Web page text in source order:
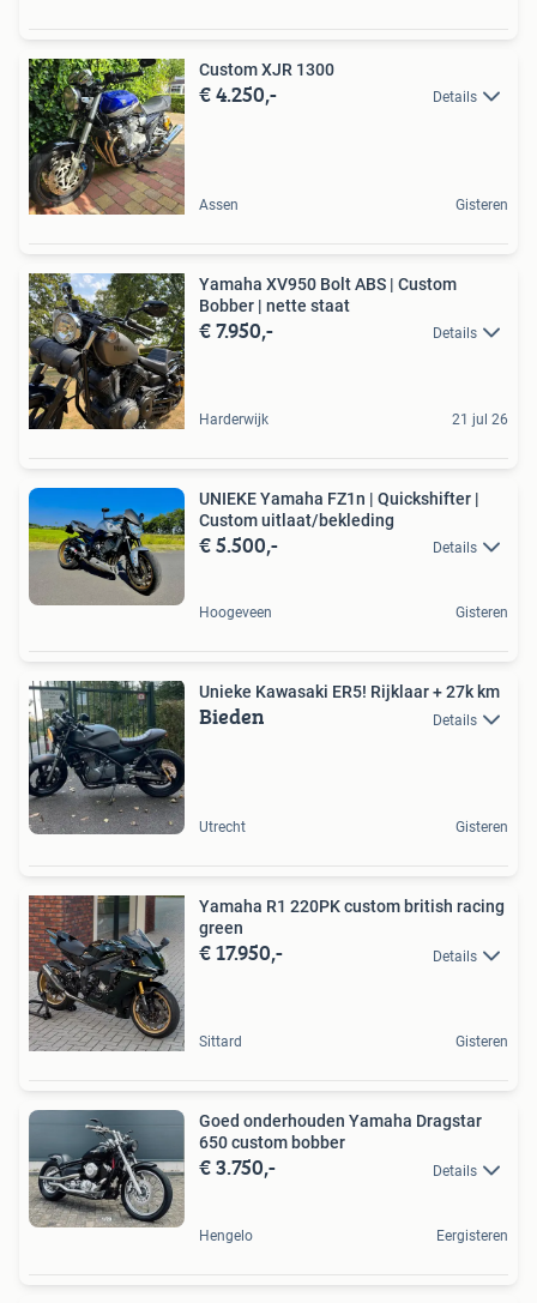
Custom XJR 1300
€ 4.250,- Details
Assen Gisteren
Yamaha XV950 Bolt ABS | Custom
Bobber | nette staat
€ 7.950,- Details
Harderwijk 21 jul 26
UNIEKE Yamaha FZ1n | Quickshifter |
Custom uitlaat/bekleding
€ 5.500,- Details
Hoogeveen Gisteren
Unieke Kawasaki ER5! Rijklaar + 27k km
Bieden Details
Utrecht Gisteren
Yamaha R1 220PK custom british racing
green
€ 17.950,- Details
Sittard Gisteren
Goed onderhouden Yamaha Dragstar
650 custom bobber
€ 3.750,- Details
Hengelo Eergisteren